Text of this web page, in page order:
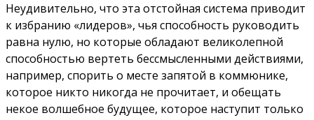
Неудивительно, что эта отстойная система приводит
к избранию «лидеров», чья способность руководить
равна нулю, но которые обладают великолепной
способностью вертеть бессмысленными действиями,
например, спорить о месте запятой в коммюнике,
которое никто никогда не прочитает, и обещать
некое волшебное будущее, которое наступит только